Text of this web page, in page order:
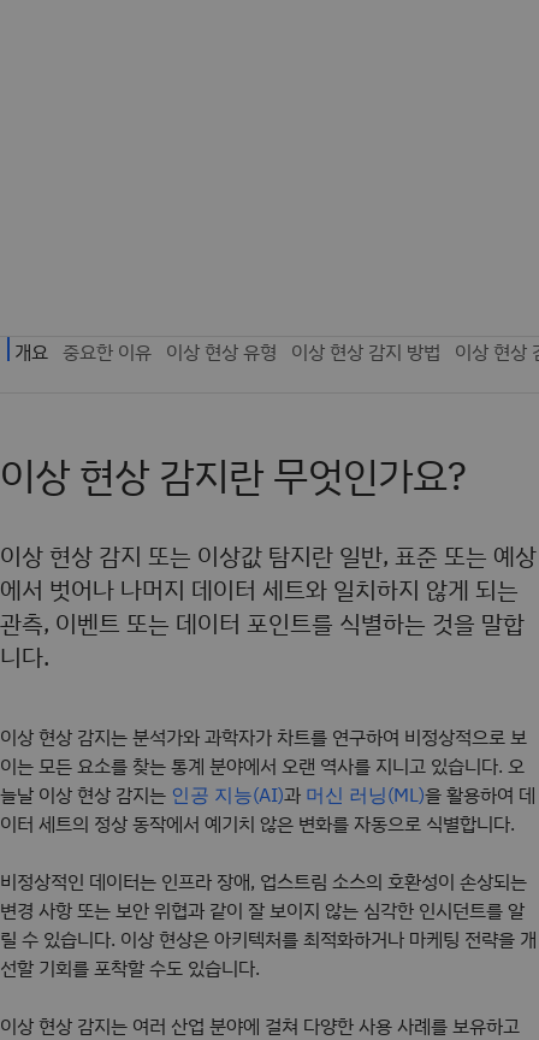
이상 현상 감지란 무엇인가요?
이상 현상 감지 또는 이상값 탐지란 일반, 표준 또는 예상
에서 벗어나 나머지 데이터 세트와 일치하지 않게 되는
관측, 이벤트 또는 데이터 포인트를 식별하는 것을 말합
니다.
이상 현상 감지는 분석가와 과학자가 차트를 연구하여 비정상적으로 보
이는 모든 요소를 찾는 통계 분야에서 오랜 역사를 지니고 있습니다. 오
늘날 이상 현상 감지는 인공 지능(AI)과 머신 러닝(ML)을 활용하여 데
이터 세트의 정상 동작에서 예기치 않은 변화를 자동으로 식별합니다.
비정상적인 데이터는 인프라 장애, 업스트림 소스의 호환성이 손상되는
변경 사항 또는 보안 위협과 같이 잘 보이지 않는 심각한 인시던트를 알
릴 수 있습니다. 이상 현상은 아키텍처를 최적화하거나 마케팅 전략을 개
선할 기회를 포착할 수도 있습니다.
이상 현상 감지는 여러 산업 분야에 걸쳐 다양한 사용 사례를 보유하고